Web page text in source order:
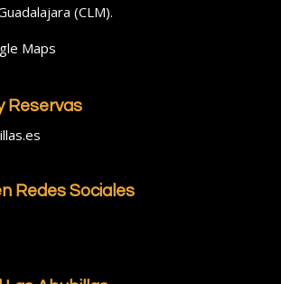
(CLM).
Maps
Reservas
Redes Sociales